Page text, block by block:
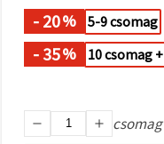
Beállításokban
megadhatja
preferenciáit
az adott
típusú sütik
"Mentés"
gombra
kattintva.
- 20% 5-9 csomag
- 35% 10 csomag +
csomag